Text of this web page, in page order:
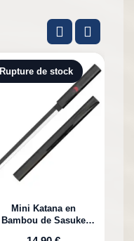
Rupture de stock
Mini Katana en
Bambou de Sasuke